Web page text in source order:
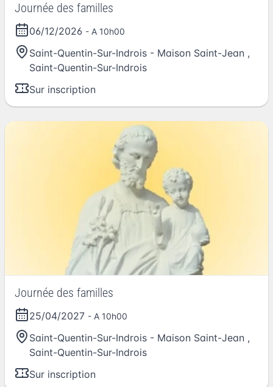
Journée des familles
06/12/2026 - A 10h00
Saint-Quentin-Sur-Indrois - Maison Saint-Jean ,
Saint-Quentin-Sur-Indrois
Sur inscription
Journée des familles
25/04/2027 - A 10h00
Saint-Quentin-Sur-Indrois - Maison Saint-Jean ,
Saint-Quentin-Sur-Indrois
Sur inscription